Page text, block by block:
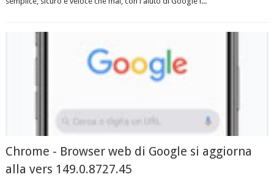
Chrome - Browser web di Google si aggiorna
alla vers 149.0.8727.45